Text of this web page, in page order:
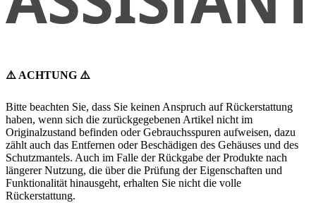
⚠️ ACHTUNG ⚠️
Bitte beachten Sie, dass Sie keinen Anspruch auf Rückerstattung
haben, wenn sich die zurückgegebenen Artikel nicht im
Originalzustand befinden oder Gebrauchsspuren aufweisen, dazu
zählt auch das Entfernen oder Beschädigen des Gehäuses und des
Schutzmantels. Auch im Falle der Rückgabe der Produkte nach
längerer Nutzung, die über die Prüfung der Eigenschaften und
Funktionalität hinausgeht, erhalten Sie nicht die volle
Rückerstattung.